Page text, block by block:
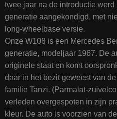
twee jaar na de introductie
generatie aangekondigd, met
long-wheelbase versie.
Onze W108 is een Mercedes
generatie, modeljaar 1967. De
originele staat en komt
daar in het bezit geweest van
familie Tanzi. (Parmalat-
verleden overgespoten in zijn
kleur. De auto is voorzien van